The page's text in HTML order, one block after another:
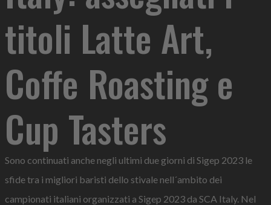
titoli Latte Art,
Coffe Roasting e
Cup Tasters
Sono continuati anche negli ultimi due giorni di Sigep 2023 le
sfide tra i migliori baristi dello stivale nell´ambito dei
campionati italiani organizzati a Sigep 2023 da SCA Italy. Nel